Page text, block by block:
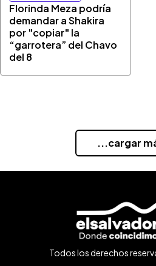
Florinda Meza podría
demandar a Shakira
por "copiar" la
“garrotera” del Chavo
del 8
...cargar
Todos los derechos